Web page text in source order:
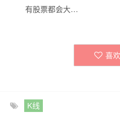
有股票都会大…
喜
K线